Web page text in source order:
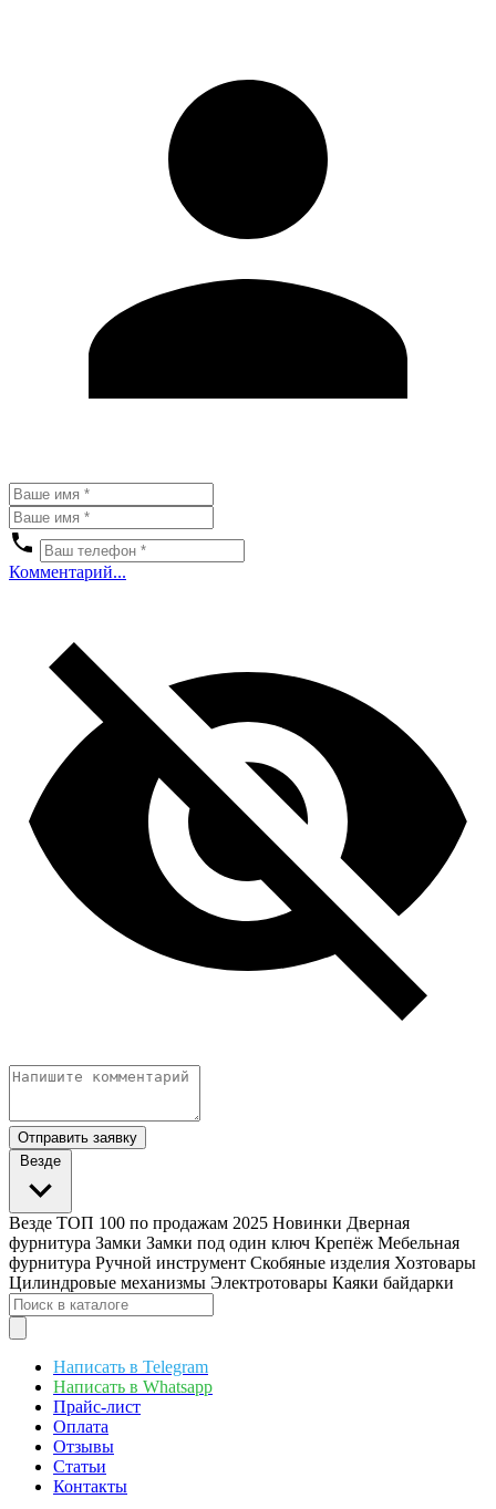
Комментарий...
Отправить заявку
Везде
Везде ТОП 100 по продажам 2025 Новинки Дверная
фурнитура Замки Замки под один ключ Крепёж Мебельная
фурнитура Ручной инструмент Скобяные изделия Хозтовары
Цилиндровые механизмы Электротовары Каяки байдарки
Написать в Telegram
Написать в Whatsapp
Прайс-лист
Оплата
Отзывы
Статьи
Контакты